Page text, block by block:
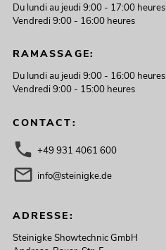
Du lundi au jeudi 9:00 - 17:00 heures
Vendredi 9:00 - 16:00 heures
RAMASSAGE:
Du lundi au jeudi 9:00 - 16:00 heures
Vendredi 9:00 - 15:00 heures
CONTACT:
+49 931 4061 600
info@steinigke.de
ADRESSE:
Steinigke Showtechnic GmbH